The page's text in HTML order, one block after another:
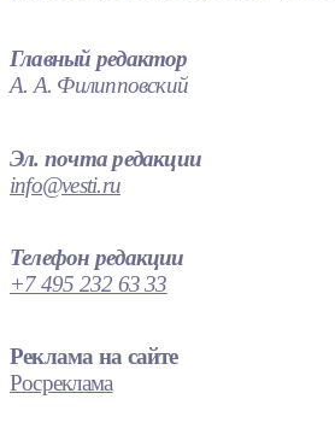
Главный редактор
А. А. Филипповский
Эл. почта редакции
info@vesti.ru
Телефон редакции
+7 495 232 63 33
Реклама на сайте
Росреклама